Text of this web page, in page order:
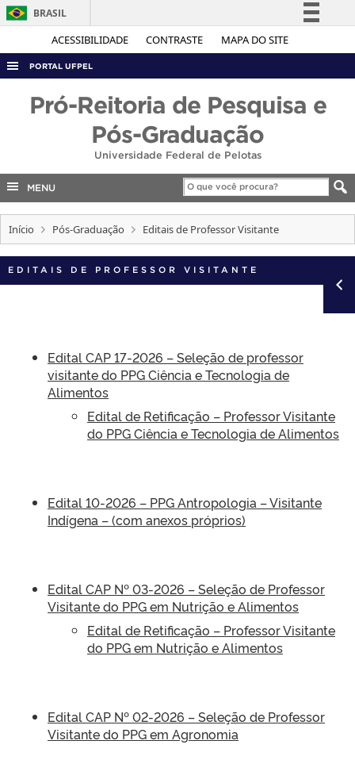
ACESSIBILIDADE CONTRASTE MAPA DO SITE
BRASIL
Simplifique!
Acesso à informação
Legislação
Canais
PORTAL UFPEL
CONCURSOS
EDITAIS
INTERNACIONAL
OUVIDORIA
Pró-Reitoria de Pesquisa e
Pós-Graduação
Universidade Federal de Pelotas
MENU
Início Pós-Graduação Editais de Professor Visitante
EDITAIS DE PROFESSOR VISITANTE
Edital CAP 17-2026 – Seleção de professor
visitante do PPG Ciência e Tecnologia de
Alimentos
Edital de Retificação – Professor Visitante
do PPG Ciência e Tecnologia de Alimentos
Edital 10-2026 – PPG Antropologia – Visitante
Indígena – (com anexos próprios)
Edital CAP Nº 03-2026 – Seleção de Professor
Visitante do PPG em Nutrição e Alimentos
Edital de Retificação – Professor Visitante
do PPG em Nutrição e Alimentos
Edital CAP Nº 02-2026 – Seleção de Professor
Visitante do PPG em Agronomia